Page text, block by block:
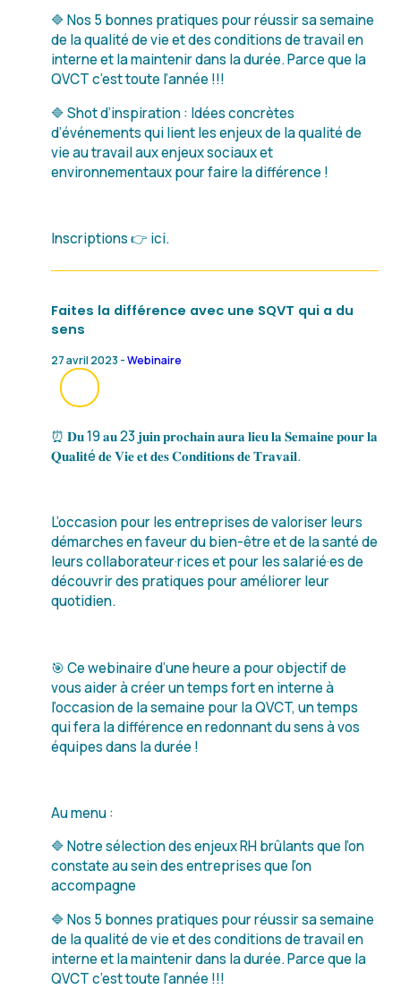
🔷 Nos 5 bonnes pratiques pour réussir sa semaine
de la qualité de vie et des conditions de travail en
interne et la maintenir dans la durée. Parce que la
QVCT c’est toute l’année !!!
🔷 Shot d’inspiration : Idées concrètes
d’événements qui lient les enjeux de la qualité de
vie au travail aux enjeux sociaux et
environnementaux pour faire la différence !
Inscriptions 👉 ici.
Faites la différence avec une SQVT qui a du
sens
27 avril 2023 -Webinaire
⏰ 𝐃𝐮 19 𝐚𝐮 23 𝐣𝐮𝐢𝐧 𝐩𝐫𝐨𝐜𝐡𝐚𝐢𝐧 𝐚𝐮𝐫𝐚 𝐥𝐢𝐞𝐮 𝐥𝐚 𝐒𝐞𝐦𝐚𝐢𝐧𝐞 𝐩𝐨𝐮𝐫 𝐥𝐚
𝐐𝐮𝐚𝐥𝐢𝐭é 𝐝𝐞 𝐕𝐢𝐞 𝐞𝐭 𝐝𝐞𝐬 𝐂𝐨𝐧𝐝𝐢𝐭𝐢𝐨𝐧𝐬 𝐝𝐞 𝐓𝐫𝐚𝐯𝐚𝐢𝐥.
L’occasion pour les entreprises de valoriser leurs
démarches en faveur du bien-être et de la santé de
leurs collaborateur·rices et pour les salarié·es de
découvrir des pratiques pour améliorer leur
quotidien.
🎯 Ce webinaire d’une heure a pour objectif de
vous aider à créer un temps fort en interne à
l’occasion de la semaine pour la QVCT, un temps
qui fera la différence en redonnant du sens à vos
équipes dans la durée !
Au menu :
🔷 Notre sélection des enjeux RH brûlants que l’on
constate au sein des entreprises que l’on
accompagne
🔷 Nos 5 bonnes pratiques pour réussir sa semaine
de la qualité de vie et des conditions de travail en
interne et la maintenir dans la durée. Parce que la
QVCT c’est toute l’année !!!